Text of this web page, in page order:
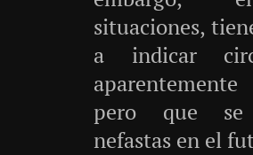
situaciones,
a indicar
aparentemente
pero que se
nefastas en el